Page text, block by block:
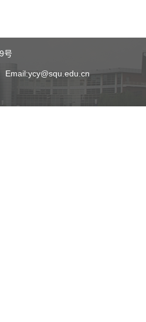
号
Email:ycy@squ.edu.cn